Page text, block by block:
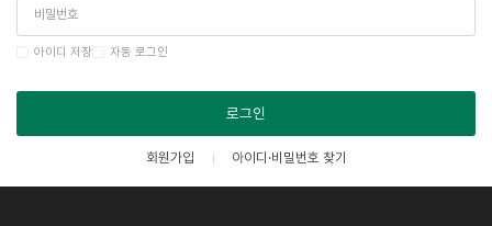
아이디 저장 자동 로그인
로그인
회원가입 아이디·비밀번호 찾기